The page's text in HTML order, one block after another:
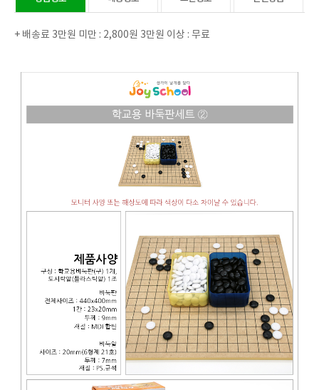
+ 배송료 3만원 미만 : 2,800원 3만원 이상 : 무료